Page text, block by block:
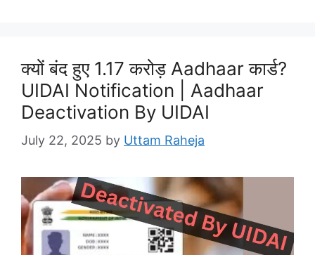
क्यों बंद हुए 1.17 करोड़ Aadhaar कार्ड?
UIDAI Notification | Aadhaar
Deactivation By UIDAI
July 22, 2025 by Uttam Raheja